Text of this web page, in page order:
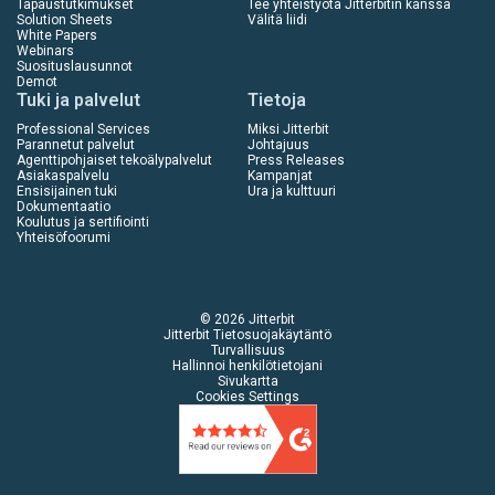
Tapaustutkimukset
Solution Sheets
White Papers
Webinars
Suosituslausunnot
Demot
Tee yhteistyötä Jitterbitin kanssa
Välitä liidi
Tuki ja palvelut
Professional Services
Parannetut palvelut
Agenttipohjaiset tekoälypalvelut
Asiakaspalvelu
Ensisijainen tuki
Dokumentaatio
Koulutus ja sertifiointi
Yhteisöfoorumi
Tietoja
Miksi Jitterbit
Johtajuus
Press Releases
Kampanjat
Ura ja kulttuuri
© 2026 Jitterbit
Jitterbit Tietosuojakäytäntö
Turvallisuus
Hallinnoi henkilötietojani
Sivukartta
Cookies Settings